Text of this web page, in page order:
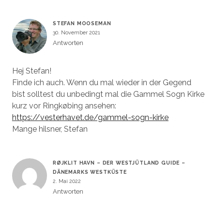
STEFAN MOOSEMAN
30. November 2021
Antworten
Hej Stefan!
Finde ich auch. Wenn du mal wieder in der Gegend
bist solltest du unbedingt mal die Gammel Sogn Kirke
kurz vor Ringkøbing ansehen:
https://vesterhavet.de/gammel-sogn-kirke
Mange hilsner, Stefan
RØJKLIT HAVN – DER WESTJÜTLAND GUIDE –
DÄNEMARKS WESTKÜSTE
2. Mai 2022
Antworten